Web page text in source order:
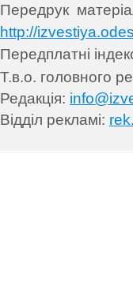
Передрук
http://
Передплатні
Т.в.о. головного
Редакція:
Відділ рекламі: